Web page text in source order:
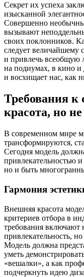
Секрет их успеха
изысканной
Совершенно
вызывают
своих поклонников.
следует
и привлечь всеобщую
на подиумах, в кино и
и восхищает нас, как
Требования к
красота, но
В современном мире
трансформируются,
Сегодня модель
привлекательностью
но и быть
Гармония
Внешняя красота
критериев отбора в
требования включают
привлекательность,
Модель должна
уметь
«вешалки», а как
подчеркнуть идею